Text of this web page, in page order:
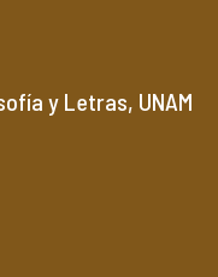
y Letras, UNAM